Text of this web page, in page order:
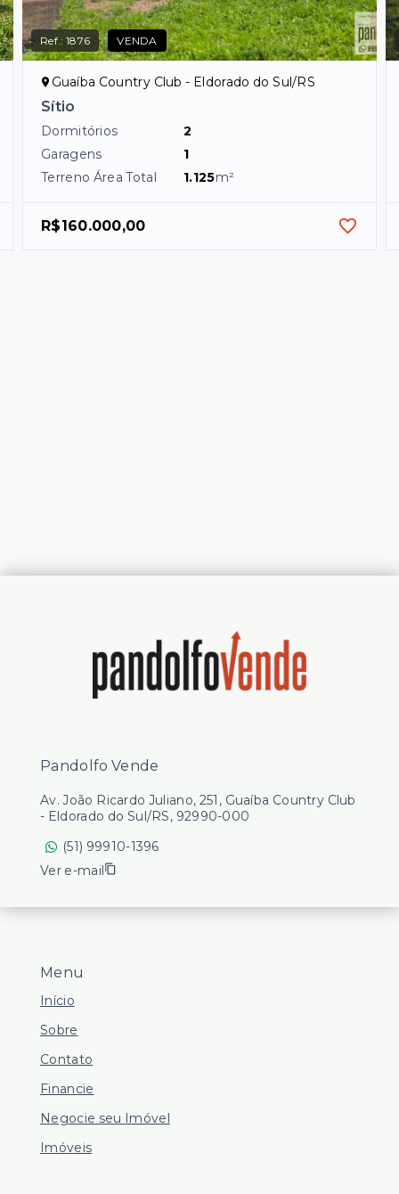
Ref.:1876 VENDA
Guaíba Country Club - Eldorado do Sul/RS
Sítio
Dormitórios
2
Garagens
1
Terreno Área Total
1.125m²
R$160.000,00
Menu
Início
Sobre
Contato
Financie
Negocie seu Imóvel
Imóveis
Pandolfo Vende
Av. João Ricardo Juliano, 251, Guaíba Country Club
- Eldorado do Sul/RS, 92990-000
(51) 99910-1396
Ver e-mail